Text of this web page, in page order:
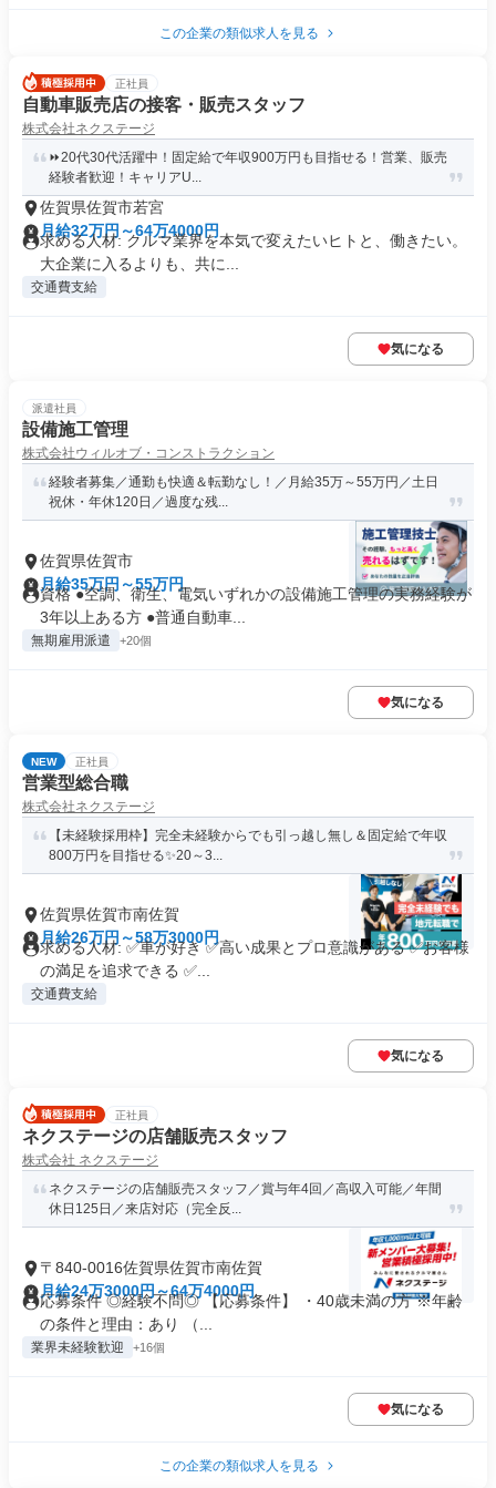
この企業の類似求人を見る
正社員
自動車販売店の接客・販売スタッフ
株式会社ネクステージ
⏩️20代30代活躍中！固定給で年収900万円も目指せる！営業、販売
経験者歓迎！キャリアU...
佐賀県佐賀市若宮
月給32万円～64万4000円
求める人材: クルマ業界を本気で変えたいヒトと、働きたい。
大企業に入るよりも、共に...
交通費支給
気になる
派遣社員
設備施工管理
株式会社ウィルオブ・コンストラクション
経験者募集／通勤も快適＆転勤なし！／月給35万～55万円／土日
祝休・年休120日／過度な残...
佐賀県佐賀市
月給35万円～55万円
資格 ●空調、衛生、電気いずれかの設備施工管理の実務経験が
3年以上ある方 ●普通自動車...
無期雇用派遣 +20個
気になる
NEW 正社員
営業型総合職
株式会社ネクステージ
【未経験採用枠】完全未経験からでも引っ越し無し＆固定給で年収
800万円を目指せる✨20～3...
佐賀県佐賀市南佐賀
月給26万円～58万3000円
求める人材: ✅車が好き ✅高い成果とプロ意識がある ✅お客様
の満足を追求できる ✅...
交通費支給
気になる
正社員
ネクステージの店舗販売スタッフ
株式会社 ネクステージ
ネクステージの店舗販売スタッフ／賞与年4回／高収入可能／年間
休日125日／来店対応（完全反...
〒840-0016佐賀県佐賀市南佐賀
月給24万3000円～64万4000円
応募条件 ◎経験不問◎ 【応募条件】 ・40歳未満の方 ※年齢
の条件と理由：あり （...
業界未経験歓迎 +16個
気になる
この企業の類似求人を見る